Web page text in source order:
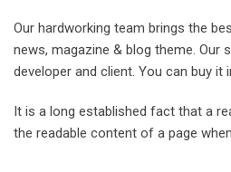
Our hardworking team brings the
news, magazine & blog theme. Our
developer and client. You can buy it
It is a long established fact that a
the readable content of a page